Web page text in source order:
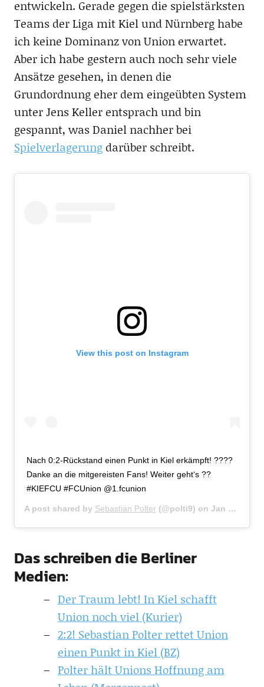
entwickeln. Gerade gegen die spielstärksten
Teams der Liga mit Kiel und Nürnberg habe
ich keine Dominanz von Union erwartet.
Aber ich habe gestern auch noch sehr viele
Ansätze gesehen, in denen die
Grundordnung eher dem eingeübten System
unter Jens Keller entsprach und bin
gespannt, was Daniel nachher bei
Spielverlagerungdarüber schreibt.
View this post on Instagram
Nach 0:2-Rückstand einen Punkt in Kiel erkämpft! ????
Danke an die mitgereisten Fans! Weiter geht‘s ??
#KIEFCU #FCUnion @1.fcunion
A post shared by Sebastian Polter (@polti9) on Jan 23, 2018 at 2:11pm PST
Das schreiben die Berliner
Medien:
Der Traum lebt! In Kiel schafft
Union noch viel (Kurier)
2:2! Sebastian Polter rettet Union
einen Punkt in Kiel (BZ)
Polter hält Unions Hoffnung am